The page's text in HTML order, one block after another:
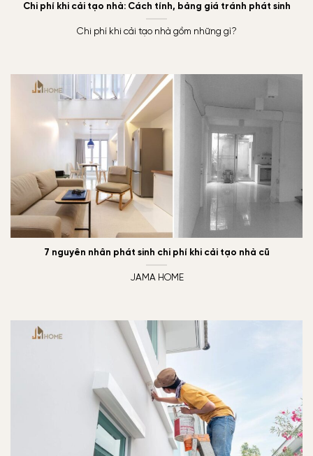
Chi phí khi cải tạo nhà: Cách tính, bảng giá tránh phát sinh
Chi phí khi cải tạo nhà gồm những gì?
7 nguyên nhân phát sinh chi phí khi cải tạo nhà cũ
JAMA HOME